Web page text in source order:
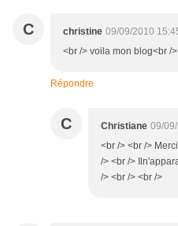
C christine 09/09/2010
<br /> voila mon blog<br /
Répondre
C Christiane 09/
<br /> <br />
/> <br />
/> <br /> <br />